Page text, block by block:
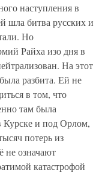
наступления в
шла битва русских и
Но
Райха изо дня в
На этот
разбита. Ей не
в том, что
там была
Курске и под Орлом,
потерь из
не означают
катастрофой